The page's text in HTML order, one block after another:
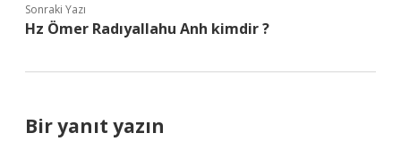
Sonraki Yazı
Hz Ömer Radıyallahu Anh kimdir ?
Bir yanıt yazın